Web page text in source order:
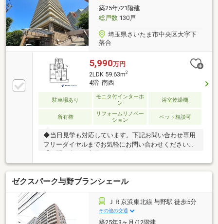
天井・壁クロス（全室）【その他】ハウスクリーニン
グ
築25年/21階建
総戸数130戸
埼玉県さいたま市中央区大字下
落合
5,990万円
2LDK 59.63m2
4階 南西
駐車場あり
モニタ付インターホ
ン
浴室乾燥機
所有権
リフォームリノベー
ション
ペット相談可
◆当日見学も対応しています。下記お問い合わせ専用
フリーダイヤルまでお気軽にお問い合わせください。
４－３７５】◆ご来店、ご見学の際は、ご自宅まで車
での送迎も行っております。【東宝ハウス新都心の家
さがし】（1）お客様一人ひとりに専属FPを一生涯無
料でサポートする支援制度（2）未来カレンダーによ
る無理のない返済シミュレーション（詳しくはお問合
せください）（3）当社提携銀行ご紹介／ 変動金利
０．９５％（ZEH住宅の場合の最優遇）、スゴ団信
ゼクスパーク与野ブランシェール
ＪＲ京浜東北線 与野駅 徒歩5分
その他の交通
築25年3ヶ月/12階建